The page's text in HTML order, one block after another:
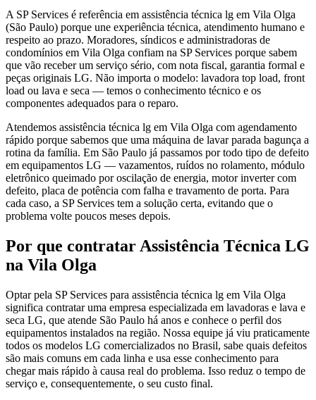
A SP Services é referência em assistência técnica lg em Vila Olga
(São Paulo) porque une experiência técnica, atendimento humano e
respeito ao prazo. Moradores, síndicos e administradoras de
condomínios em Vila Olga confiam na SP Services porque sabem
que vão receber um serviço sério, com nota fiscal, garantia formal e
peças originais LG. Não importa o modelo: lavadora top load, front
load ou lava e seca — temos o conhecimento técnico e os
componentes adequados para o reparo.
Atendemos assistência técnica lg em Vila Olga com agendamento
rápido porque sabemos que uma máquina de lavar parada bagunça a
rotina da família. Em São Paulo já passamos por todo tipo de defeito
em equipamentos LG — vazamentos, ruídos no rolamento, módulo
eletrônico queimado por oscilação de energia, motor inverter com
defeito, placa de potência com falha e travamento de porta. Para
cada caso, a SP Services tem a solução certa, evitando que o
problema volte poucos meses depois.
Por que contratar Assistência Técnica LG
na Vila Olga
Optar pela SP Services para assistência técnica lg em Vila Olga
significa contratar uma empresa especializada em lavadoras e lava e
seca LG, que atende São Paulo há anos e conhece o perfil dos
equipamentos instalados na região. Nossa equipe já viu praticamente
todos os modelos LG comercializados no Brasil, sabe quais defeitos
são mais comuns em cada linha e usa esse conhecimento para
chegar mais rápido à causa real do problema. Isso reduz o tempo de
serviço e, consequentemente, o seu custo final.